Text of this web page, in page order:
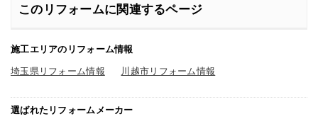
ました。あと、細かいものでゴチャゴ
チャとしやすいたちだったのですがそ
ども達が逆に私の料理姿を見て手伝っ
ムしたおかげで子どもの成長を垣間見
このリフォームに関連するページ
施工エリアのリフォーム情報
埼玉県リフォーム情報 川越市リフォーム情報
選ばれたリフォームメーカー